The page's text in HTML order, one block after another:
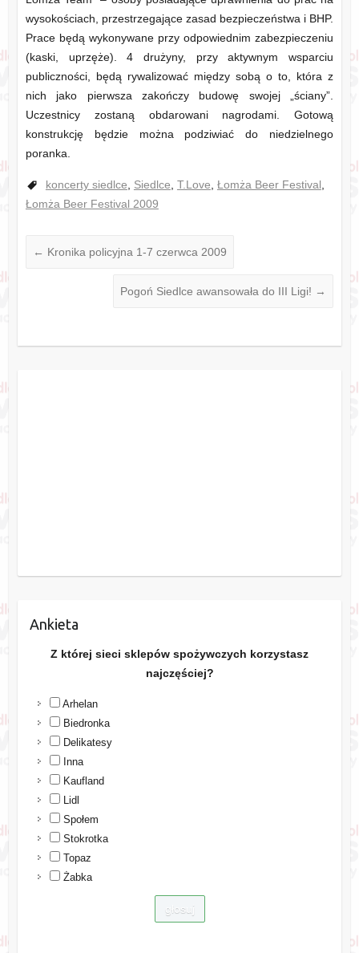
wysokościach, przestrzegające zasad bezpieczeństwa i BHP.
Prace będą wykonywane przy odpowiednim zabezpieczeniu
(kaski, uprzęże). 4 drużyny, przy aktywnym wsparciu
publiczności, będą rywalizować między sobą o to, która z
nich jako pierwsza zakończy budowę swojej „ściany”.
Uczestnicy zostaną obdarowani nagrodami. Gotową
konstrukcję będzie można podziwiać do niedzielnego
poranka.
koncerty siedlce, Siedlce, T.Love, Łomża Beer Festival,
Łomża Beer Festival 2009
← Kronika policyjna 1-7 czerwca 2009
Pogoń Siedlce awansowała do III Ligi! →
Ankieta
Z której sieci sklepów spożywczych korzystasz
najczęściej?
Arhelan
Biedronka
Delikatesy
Inna
Kaufland
Lidl
Społem
Stokrotka
Topaz
Żabka